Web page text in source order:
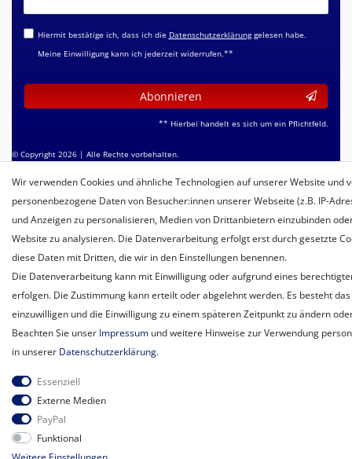
Honig
Hiermit bestätige ich, dass ich die Daten­schutz­erklärunggelesen habe.
Meine Einwilligung kann ich jederzeit widerrufen.**
Abonnieren
** Hierbei handelt es sich um ein Pflichtfeld.
© Copyright 2026 | Alle Rechte vorbehalten.
Wir verwenden Cookies und ähnliche Technologien auf unserer Website und
personenbezogene Daten von Besucher:innen unserer Webseite (z.B. IP-
und Anzeigen zu personalisieren, Medien von Drittanbietern einzubinden
Website zu analysieren. Die Datenverarbeitung erfolgt erst durch gesetzte
diese Daten mit Dritten, die wir in den Einstellungen benennen.
Die Datenverarbeitung kann mit Einwilligung oder aufgrund eines
erfolgen. Die Zustimmung kann erteilt oder abgelehnt werden. Es besteht das
einzuwilligen und die Einwilligung zu einem späteren Zeitpunkt zu ändern
Beachten Sie unser Impressum und weitere Hinweise zur Verwendung
in unserer Daten­schutz­erklärung.
Essenziell
Externe Medien
PayPal
Funktional